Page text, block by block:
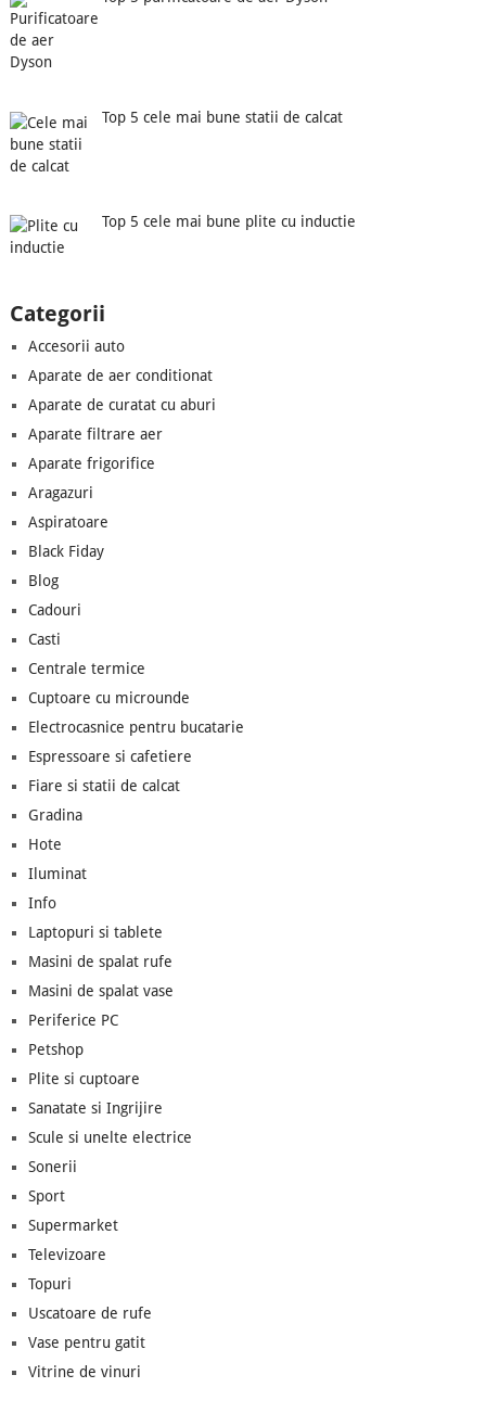
Top 5 cele mai bune statii de calcat
Top 5 cele mai bune plite cu inductie
Categorii
Accesorii auto
Aparate de aer conditionat
Aparate de curatat cu aburi
Aparate filtrare aer
Aparate frigorifice
Aragazuri
Aspiratoare
Black Fiday
Blog
Cadouri
Casti
Centrale termice
Cuptoare cu microunde
Electrocasnice pentru bucatarie
Espressoare si cafetiere
Fiare si statii de calcat
Gradina
Hote
Iluminat
Info
Laptopuri si tablete
Masini de spalat rufe
Masini de spalat vase
Periferice PC
Petshop
Plite si cuptoare
Sanatate si Ingrijire
Scule si unelte electrice
Sonerii
Sport
Supermarket
Televizoare
Topuri
Uscatoare de rufe
Vase pentru gatit
Vitrine de vinuri